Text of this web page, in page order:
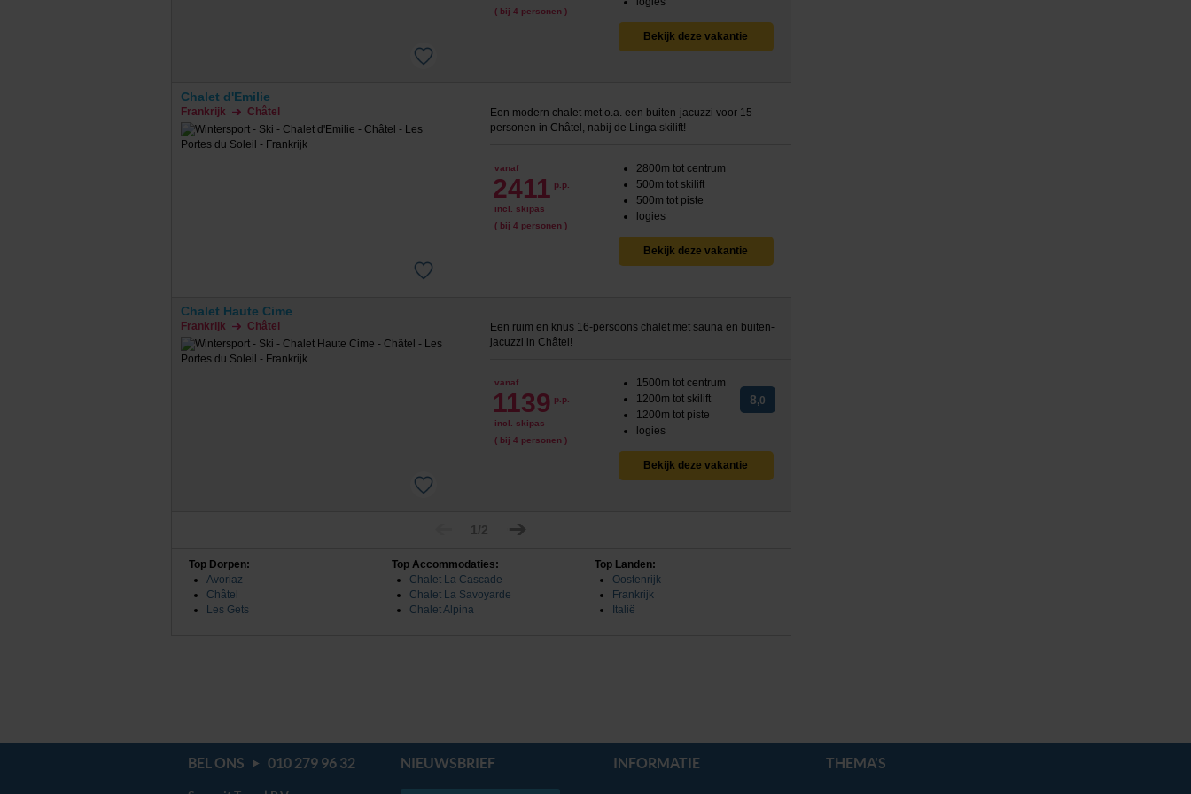
( bij 4 personen )
Bekijk deze vakantie
Chalet d'Emilie
Frankrijk Châtel
Een modern chalet met o.a. een buiten-jacuzzi voor 15
personen in Châtel, nabij de Linga skilift!
vanaf
2411 p.p.
incl. skipas
( bij 4 personen )
2800m tot centrum
500m tot skilift
500m tot piste
logies
Bekijk deze vakantie
Chalet Haute Cime
Frankrijk Châtel
Een ruim en knus 16-persoons chalet met sauna en buiten-
jacuzzi in Châtel!
vanaf
1139 p.p.
incl. skipas
( bij 4 personen )
1500m tot centrum
1200m tot skilift
1200m tot piste
logies
8,0
Bekijk deze vakantie
1/2
Top Dorpen:
Avoriaz
Châtel
Les Gets
Top Accommodaties:
Chalet La Cascade
Chalet La Savoyarde
Chalet Alpina
Top Landen:
Oostenrijk
Frankrijk
Italië
BEL ONS 010 279 96 32 NIEUWSBRIEF INFORMATIE THEMA'S